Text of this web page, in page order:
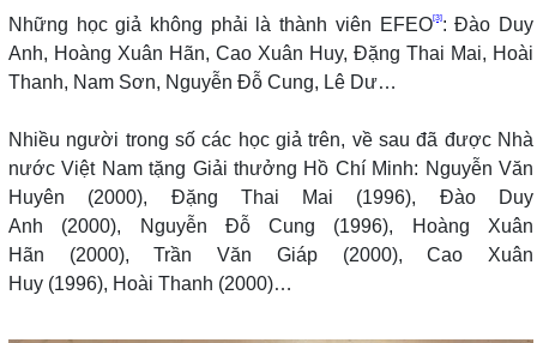
Những học giả không phải là thành viên EFEO[3]: Đào Duy
Anh, Hoàng Xuân Hãn, Cao Xuân Huy, Đặng Thai Mai, Hoài
Thanh, Nam Sơn, Nguyễn Đỗ Cung, Lê Dư…
Nhiều người trong số các học giả trên, về sau đã được Nhà
nước Việt Nam tặng Giải thưởng Hồ Chí Minh: Nguyễn Văn
Huyên (2000), Đặng Thai Mai (1996), Đào Duy
Anh (2000), Nguyễn Đỗ Cung (1996), Hoàng Xuân
Hãn (2000), Trần Văn Giáp (2000), Cao Xuân
Huy (1996), Hoài Thanh (2000)…